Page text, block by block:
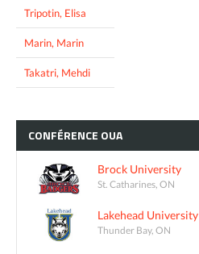
Tripotin, Elisa
Marin, Marin
Takatri, Mehdi
CONFÉRENCE OUA
Brock University
St. Catharines, ON
Lakehead University
Thunder Bay, ON